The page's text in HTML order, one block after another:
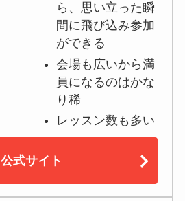
ら、思い立った瞬
間に飛び込み参加
ができる
会場も広いから満
員になるのはかな
り稀
レッスン数も多い
公式サイト